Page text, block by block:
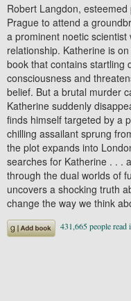
Robert Langdon,
Prague to attend a
a prominent noetic
relationship. Katherine is
book that contains startling
consciousness and
belief. But a brutal murder
Katherine suddenly
finds himself targeted by a
chilling assailant sprung
the plot expands into
searches for Katherine . . .
through the dual worlds of
uncovers a shocking truth
change the way we think